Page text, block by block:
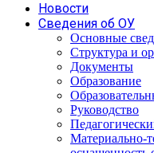
Новости
Сведения об ОУ
Основные
Структура и
Документы
Образование
Руководство
Материально-